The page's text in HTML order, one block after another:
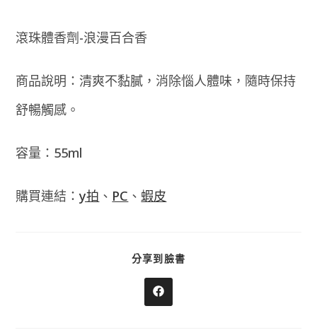
滾珠體香劑-浪漫百合香
商品說明：清爽不黏膩，消除惱人體味，隨時保持
舒暢觸感。
容量：55ml
購買連結：y拍 、 PC 、蝦皮
分享到臉書
Opens
in